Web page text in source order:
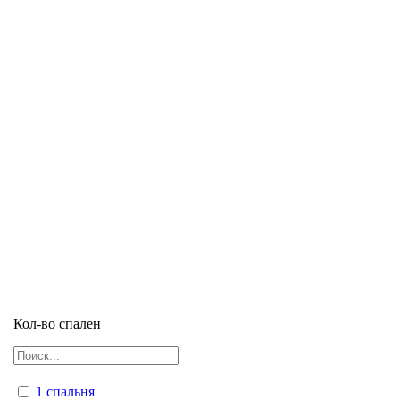
Кол-во спален
1 спальня